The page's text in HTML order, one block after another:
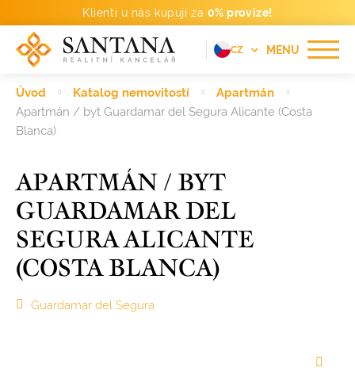
Klienti u nás kupují za 0% provize!
MENU
CZ
FR
ES
Úvod Katalog nemovitostí
Apartmán
Apartmán / byt Guardamar del Segura Alicante (Costa
Blanca)
APARTMÁN / BYT
GUARDAMAR DEL
SEGURA ALICANTE
(COSTA BLANCA)
Guardamar del Segura